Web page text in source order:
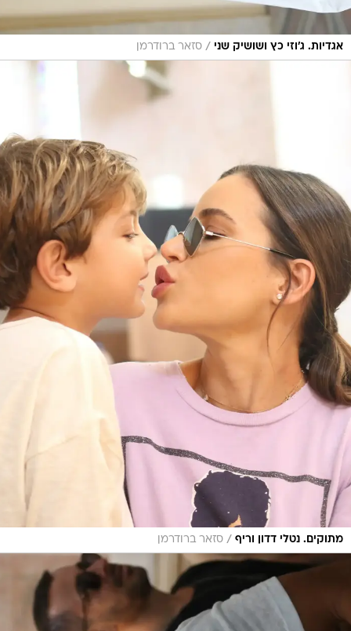
אגדיות. ג'וזי כץ ושושיק שני / סזאר ברודרמן
מתוקים. נטלי דדון וריף / סזאר ברודרמן